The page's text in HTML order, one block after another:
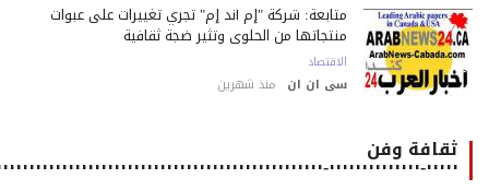
متابعة: شركة "إم أند إم" تجري تغييرات على عبوات
منتجاتها من الحلوى وتثير ضجة ثقافية
الاقتصاد
سى ان ان منذ شهرين
ثقافة وفن
٠٠٠٠٠-٠٠٠٠٠٠٠٠٠٠٠٠٠٠-٠٠٠٠٠٠٠٠٠٠٠٠٠٠٠٠٠٠٠٠٠٠٠٠٠٠٠٠٠٠٠٠٠٠٠٠٠٠٠٠٠٠٠٠٠٠٠٠٠٠٠٠٠